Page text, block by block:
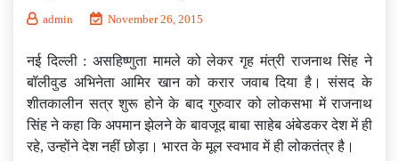
admin November 26, 2015
नई दिल्‍ली : असहिष्‍णुता मामले को लेकर गृह मंत्री राजनाथ सिंह ने
बॉलीवुड अभिनेता आमिर खान को करार जवाब दिया है। संसद के
शीतकालीन सत्र शुरू होने के बाद गुरुवार को लोकसभा में राजनाथ
सिंह ने कहा कि अपमान झेलने के बावजूद बाबा साहेब अंबेडकर देश में ही
रहे, उन्‍होंने देश नहीं छोड़ा। भारत के मूल स्‍वभाव में ही लोकतंत्र है।